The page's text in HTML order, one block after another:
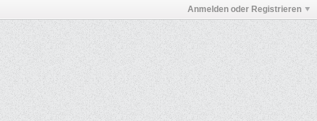
Anmelden oder Registrieren